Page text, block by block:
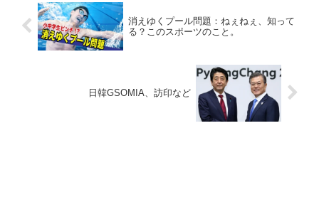
消えゆくプール問題：ねぇねぇ、知って
る？このスポーツのこと。
日韓GSOMIA、訪印など